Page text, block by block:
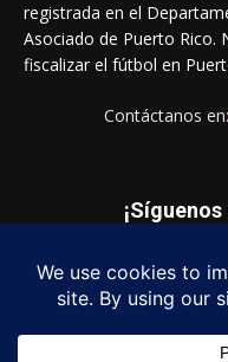
registrada en el
Asociado de Puerto Rico.
fiscalizar el fútbol en
Contáctanos en: